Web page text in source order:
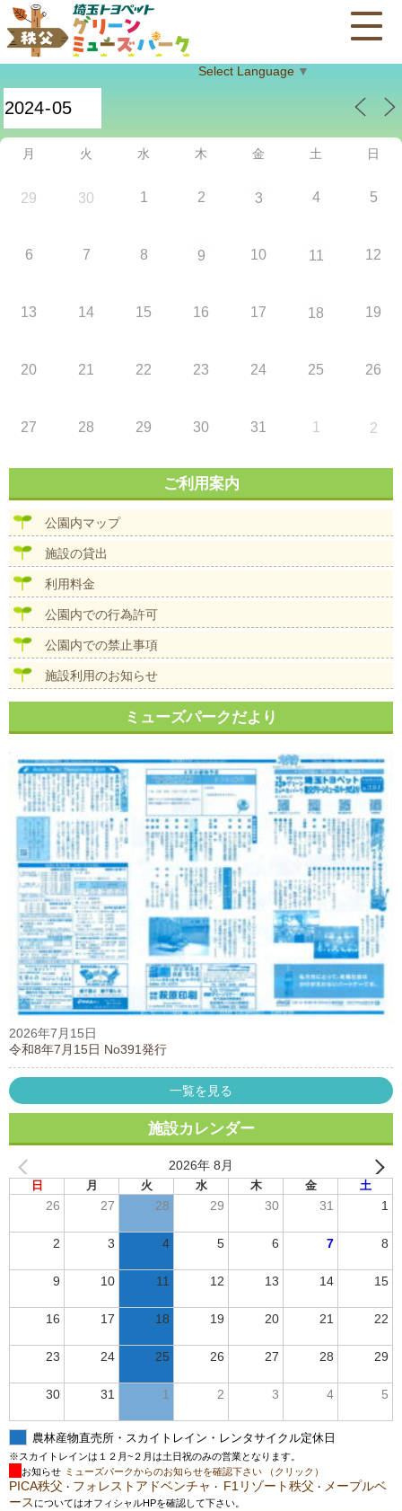
Select Language ▼
月 火 水 木 金 土 日
29 30 1 2 3 4 5
6 7 8 9 10 11 12
13 14 15 16 17 18 19
20 21 22 23 24 25 26
27 28 29 30 31 1 2
ご利用案内
公園内マップ
施設の貸出
利用料金
公園内での行為許可
公園内での禁止事項
施設利用のお知らせ
ミューズパークだより
2026年7月15日
令和8年7月15日 No391発行
一覧を見る
施設カレンダー
2026年 8月
日 月 火 水 木 金 土
26 27 28 29 30 31 1
2 3 4 5 6 7 8
9 10 11 12 13 14 15
16 17 18 19 20 21 22
23 24 25 26 27 28 29
30 31 1 2 3 4 5
農林産物直売所・スカイトレイン・レンタサイクル定休日
※スカイトレインは１２月~２月は土日祝のみの営業となります。
お知らせ ミューズパークからのお知らせを確認下さい （クリック）
PICA秩父 ・ フォレストアドベンチャ ・ F1リゾート秩父 ・ メープルベ
ース についてはオフィシャルHPを確認して下さい。